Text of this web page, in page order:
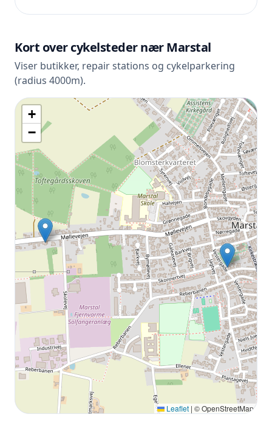
Kort over cykelsteder nær Marstal
Viser butikker, repair stations og cykelparkering
(radius 4000m).
+
−
Leaflet | © OpenStreetMap